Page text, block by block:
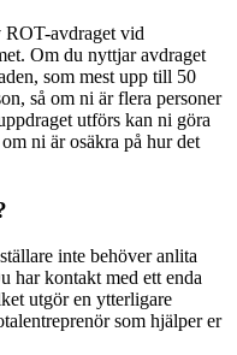
ROT-avdraget vid
Om du nyttjar avdraget
som mest upp till 50
så om ni är flera personer
utförs kan ni göra
ni är osäkra på hur det
inte behöver anlita
har kontakt med ett enda
utgör en ytterligare
som hjälper er